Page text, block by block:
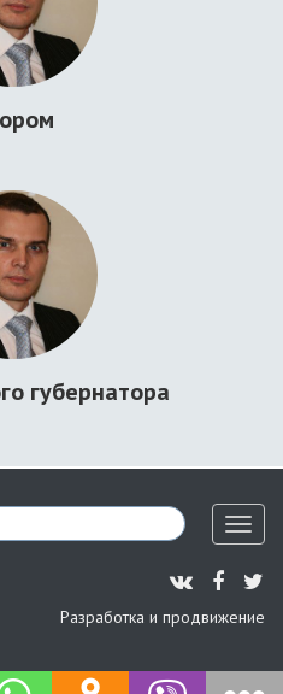
губернатора
Разработка и продвижение